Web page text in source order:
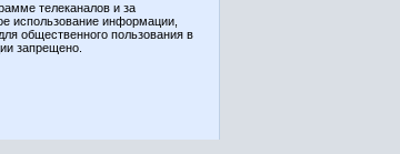
телеканалов и за
использование информации,
общественного пользования в
запрещено.